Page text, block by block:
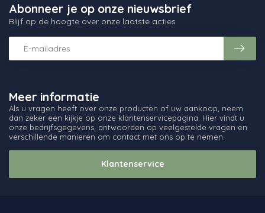
Meer informatie
Als u vragen heeft over onze producten of uw aankoop, neem
dan zeker een kijkje op onze klantenservicepagina. Hier vindt u
onze bedrijfsgegevens, antwoorden op veelgestelde vragen en
verschillende manieren om contact met ons op te nemen.
Klantenservice
Abonneer je op onze nieuwsbrief
Blijf op de hoogte over onze laatste acties